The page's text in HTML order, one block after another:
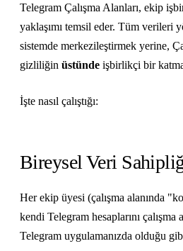
Telegram Çalışma Alanları, ekip
yaklaşımı temsil eder. Tüm verileri
sistemde merkezileştirmek yerine,
gizliliğin üstünde işbirlikçi bir
İşte nasıl çalıştığı:
Bireysel Veri
Her ekip üyesi (çalışma alanında
kendi Telegram hesaplarını çalışma
Telegram uygulamanızda olduğu